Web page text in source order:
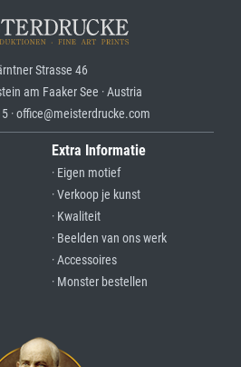
Strasse 46
am Faaker See · Austria
· office@meisterdrucke.com
Extra Informatie
· Eigen motief
· Verkoop je kunst
· Kwaliteit
· Beelden van ons werk
· Accessoires
· Monster bestellen